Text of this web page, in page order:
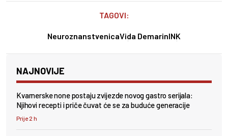
TAGOVI:
NeuroznanstvenicaVida DemarinINK
NAJNOVIJE
Kvarnerske none postaju zvijezde novog gastro serijala:
Njihovi recepti i priče čuvat će se za buduće generacije
Prije 2 h